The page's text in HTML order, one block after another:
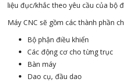
liệu đục/khắc theo yêu cầu của bộ
Máy CNC sẽ gồm các thành phần
Bộ phận điều khiển
Các động cơ cho từng trục
Bàn máy
Dao cụ, đầu dao